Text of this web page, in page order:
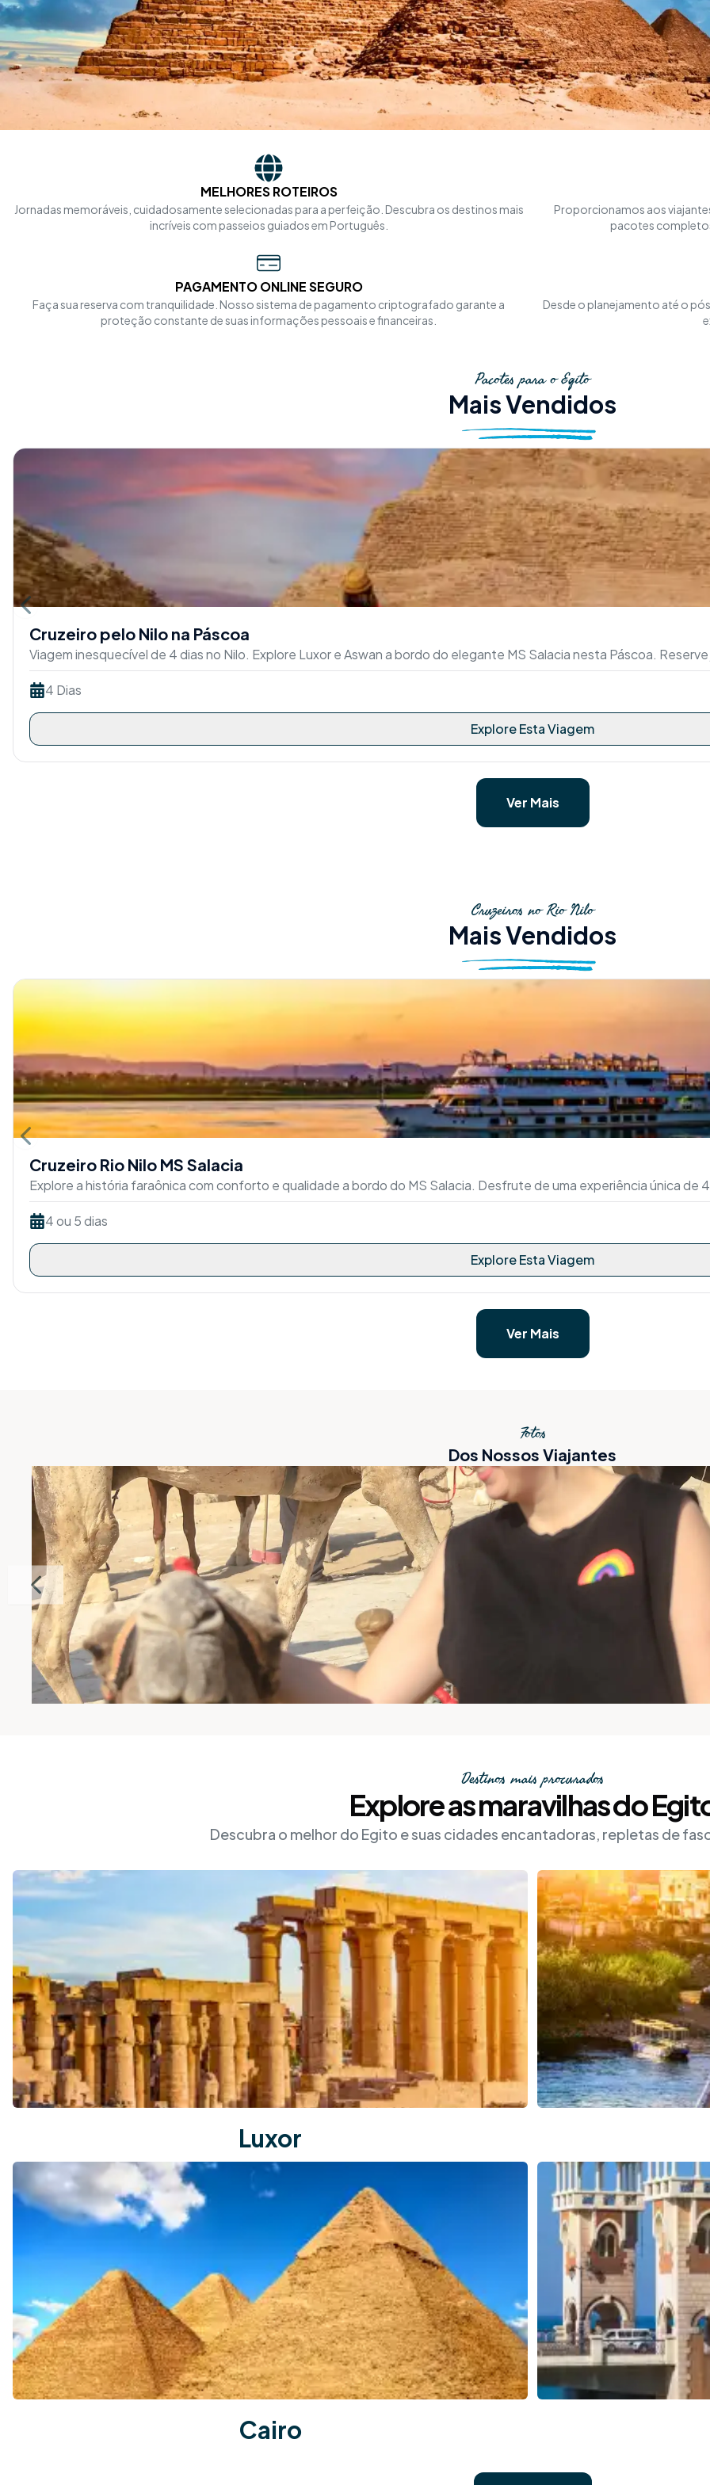
MELHORES ROTEIROS
Jornadas memoráveis, cuidadosamente selecionadas para a perfeição. Descubra os destinos mais
incríveis com passeios guiados em Português.
Proporcionamos aos
pacotes
PAGAMENTO ONLINE SEGURO
Faça sua reserva com tranquilidade. Nosso sistema de pagamento criptografado garante a
proteção constante de suas informações pessoais e financeiras.
Desde o planejamento até o
Pacotes para o Egito
Mais Vendidos
Cruzeiro pelo Nilo na Páscoa
Viagem inesquecível de 4 dias no Nilo. Explore Luxor e Aswan a bordo do elegante MS Salacia nesta Páscoa.
4 Dias
Explore Esta Viagem
Previous slide
Ver Mais
Cruzeiros no Rio Nilo
Mais Vendidos
Cruzeiro Rio Nilo MS Salacia
Explore a história faraônica com conforto e qualidade a bordo do MS Salacia. Desfrute de uma experiência única de
4 ou 5 dias
Explore Esta Viagem
Previous slide
Ver Mais
Fotos
Dos Nossos Viajantes
Previous slide
Destinos mais procurados
Explore as maravilhas do
Descubra o melhor do Egito e suas cidades encantadoras, repletas de
Luxor
Cairo